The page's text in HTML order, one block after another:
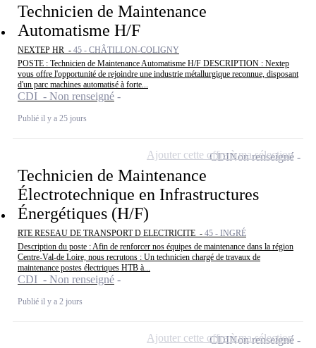
Technicien de Maintenance
Automatisme H/F
NEXTEP HR - 45 - CHÂTILLON-COLIGNY
POSTE : Technicien de Maintenance Automatisme H/F DESCRIPTION : Nextep
vous offre l'opportunité de rejoindre une industrie métallurgique reconnue, disposant
d'un parc machines automatisé à forte...
CDI - Non renseigné
Publié il y a 25 jours
Technicien de Maintenance
Électrotechnique en Infrastructures
Énergétiques (H/F)
RTE RESEAU DE TRANSPORT D ELECTRICITE - 45 - INGRÉ
Description du poste : Afin de renforcer nos équipes de maintenance dans la région
Centre-Val-de Loire, nous recrutons : Un technicien chargé de travaux de
maintenance postes électriques HTB à...
CDI - Non renseigné
Publié il y a 2 jours
CDINon renseigné
Ajouter cette offre à ma sélection
CDINon renseigné
Ajouter cette offre à ma sélection